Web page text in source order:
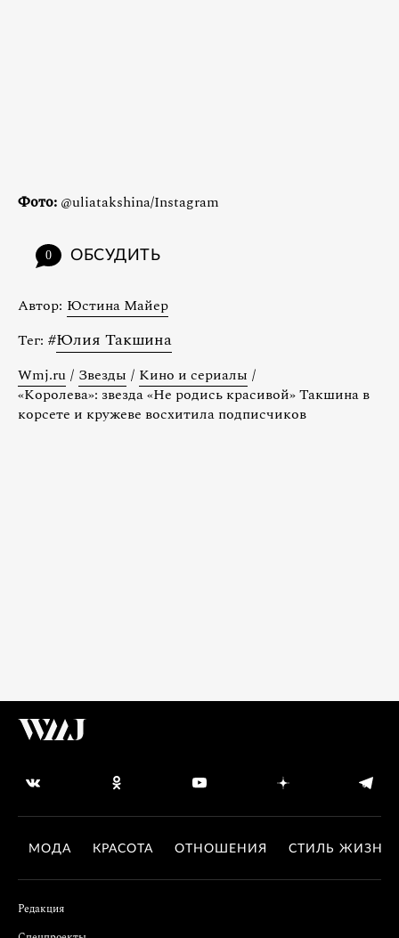
Фото: @uliatakshina/Instagram
0 ОБСУДИТЬ
Автор: Юстина Майер
Тег: #Юлия Такшина
Wmj.ru / Звезды / Кино и сериалы /
«Королева»: звезда «Не родись красивой» Такшина в
корсете и кружеве восхитила подписчиков
МОДА КРАСОТА ОТНОШЕНИЯ СТИЛЬ ЖИЗНИ
Редакция